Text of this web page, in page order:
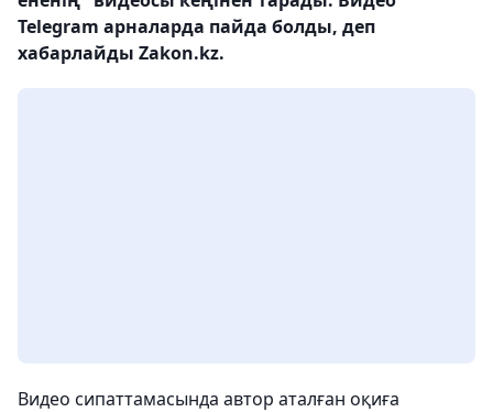
Telegram арналарда пайда болды, деп
хабарлайды Zakon.kz.
Видео сипаттамасында автор аталған оқиға